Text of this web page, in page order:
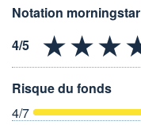
Notation morningstar
Risque du fonds
4/7